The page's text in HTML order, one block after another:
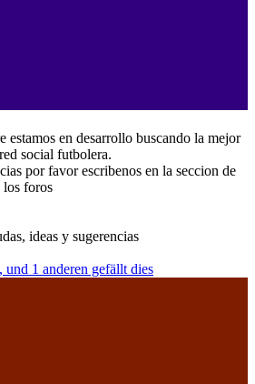
estamos en desarrollo buscando la mejor
social futbolera.
por favor escribenos en la seccion de
los foros
ideas y sugerencias
, und 1 anderen gefällt dies